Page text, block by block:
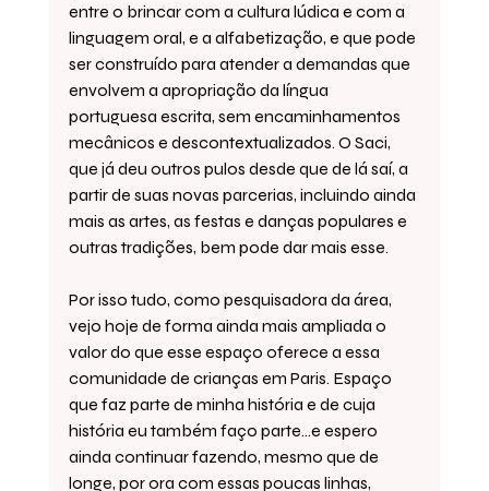
entre o brincar com a cultura lúdica e com a
linguagem oral, e a alfabetização, e que pode
ser construído para atender a demandas que
envolvem a apropriação da língua
portuguesa escrita, sem encaminhamentos
mecânicos e descontextualizados. O Saci,
que já deu outros pulos desde que de lá saí, a
partir de suas novas parcerias, incluindo ainda
mais as artes, as festas e danças populares e
outras tradições, bem pode dar mais esse.
Por isso tudo, como pesquisadora da área,
vejo hoje de forma ainda mais ampliada o
valor do que esse espaço oferece a essa
comunidade de crianças em Paris. Espaço
que faz parte de minha história e de cuja
história eu também faço parte...e espero
ainda continuar fazendo, mesmo que de
longe, por ora com essas poucas linhas,